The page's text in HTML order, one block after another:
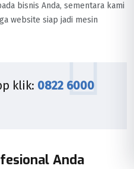
bisnis Anda, sementara kami
website siap jadi mesin
klik: 0822 6000
Anda